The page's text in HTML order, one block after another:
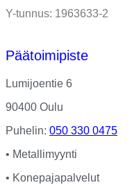
Y-tunnus: 1963633-2
Päätoimipiste
Lumijoentie 6
90400 Oulu
Puhelin: 050 330 0475
• Metallimyynti
• Konepajapalvelut